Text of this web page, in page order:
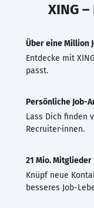
XING
Über eine Million
Entdecke mit
passt.
Persönliche Job-
Lass Dich finden
Recruiter·innen.
21 Mio. Mitglieder
Knüpf neue
besseres Job-